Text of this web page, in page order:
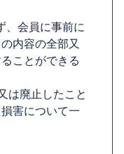
、会員に事前に
内容の全部又
ことができる
は廃止したこと
害について一